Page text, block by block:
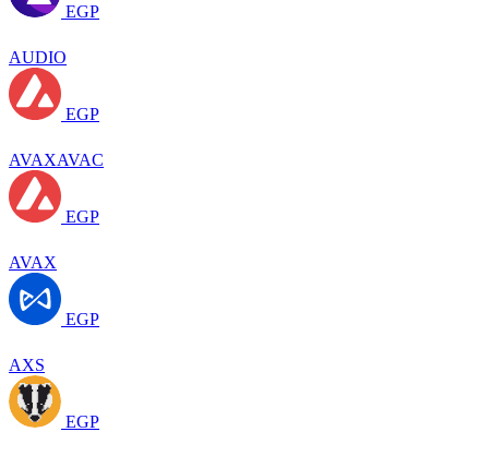
EGP
AUDIO
EGP
AVAXAVAC
EGP
AVAX
EGP
AXS
EGP